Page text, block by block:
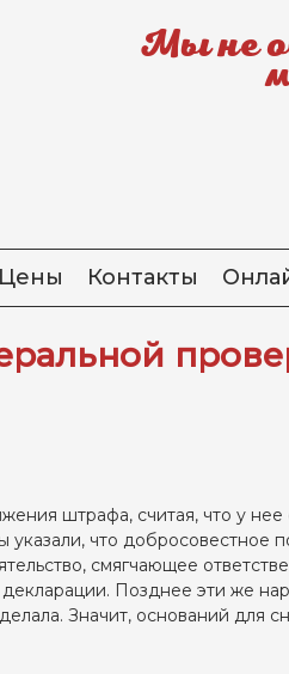
Мы не
Цены Контакты
штрафа, считая, что у
что
смягчающее
Позднее эти же
Значит, оснований для